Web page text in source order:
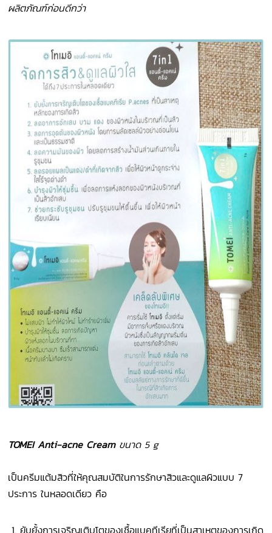
ผลิตภัณฑ์ก่อนดีกว่า
TOMEI Anti-acne Creamขนาด 5 g
เป็นครีมแต้มสิวที่ให้คุณสมบัติในการรักษาสิวและดูแลผิวแบบ 7
ประการ ในหลอดเดียว คือ